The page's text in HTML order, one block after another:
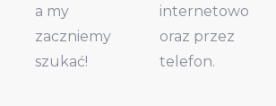
a my
zaczniemy
szukać!
internetowo
oraz przez
telefon.